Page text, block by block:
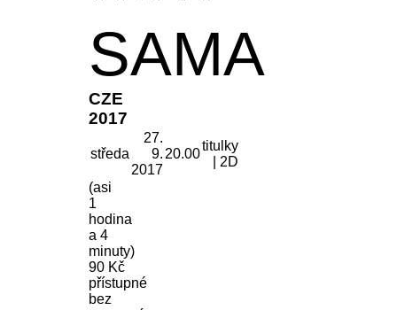
SAMA
CZE
2017
středa
27.
9.
2017
20.00
titulky
| 2D
(asi
1
hodina
a 4
minuty)
90 Kč
přístupné
bez